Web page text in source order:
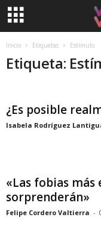
Inicio Etiquetas Estímulo
Etiqueta:
¿Es posible
Isabela Rodríguez
«Las fobias
sorprenderán»
Felipe Cordero Valtierra -